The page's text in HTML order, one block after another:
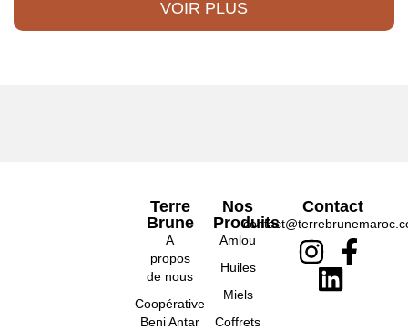
VOIR PLUS
Terre
Brune
A
propos
de nous
Coopérative
Beni Antar
Nos
Produits
Amlou
Huiles
Miels
Coffrets
Contact